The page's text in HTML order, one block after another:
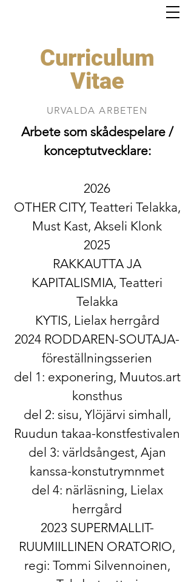
Curriculum
Vitae
URVALDA ARBETEN
Arbete som skådespelare /
konceptutvecklare:
2026
OTHER CITY, Teatteri Telakka,
Must Kast, Akseli Klonk
2025
RAKKAUTTA JA
KAPITALISMIA, Teatteri
Telakka
KYTIS, Lielax herrgård
2024 RODDAREN-SOUTAJA-
föreställningsserien
del 1: exponering, Muutos.art
konsthus
del 2: sisu, Ylöjärvi simhall,
Ruudun takaa-konstfestivalen
del 3: världsångest, Ajan
kanssa-konstutrymnmet
del 4: närläsning, Lielax
herrgård
2023 SUPERMALLIT-
RUUMIILLINEN ORATORIO,
regi: Tommi Silvennoinen,